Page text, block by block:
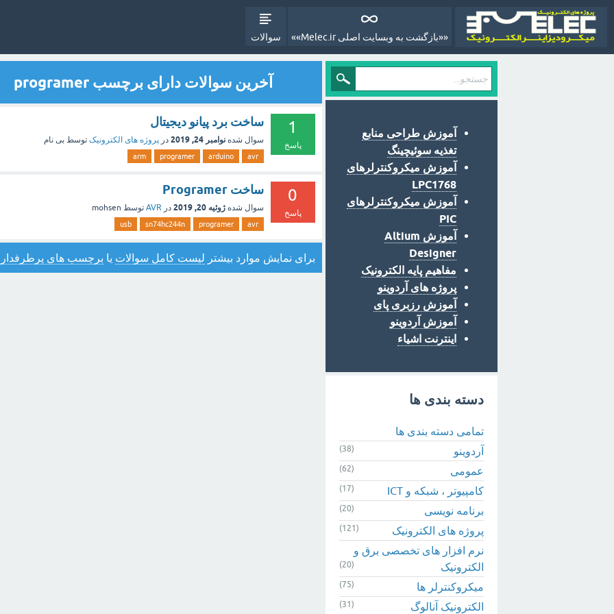
سوالات ««بازگشت به وبسایت اصلی Melec.ir»»
آخرین سوالات دارای برچسب programer
1
پاسخ
ساخت برد پیانو دیجیتال
سوال شده نوامبر 24, 2019 درپروژه های الکترونیک توسطبی نام
avr
arduino
programer
arm
0
پاسخ
ساخت Programer
سوال شده ژوئیه 20, 2019 درAVR توسط mohsen
avr
programer
sn74hc244n
usb
برای نمایش موارد بیشتر لیست کامل سوالات یا برچسب های پرطرفدار
آموزش طراحی منابع
تغذیه سوئیچینگ
آموزش میکروکنترلرهای
LPC1768
آموزش میکروکنترلرهای
PIC
آموزش Altium
Designer
مفاهیم پایه الکترونیک
پروژه های آردوینو
آموزش رزبری پای
آموزش آردوینو
اینترنت اشیاء
دسته بندی ها
تمامی دسته بندی ها
آردوینو
(38)
عمومی (62)
کامپیوتر ، شبکه و ICT (17)
برنامه نویسی (20)
پروژه های الکترونیک (121)
نرم افزار های تخصصی برق و
الکترونیک
(20)
میکروکنترلر ها (75)
الکترونیک آنالوگ (31)